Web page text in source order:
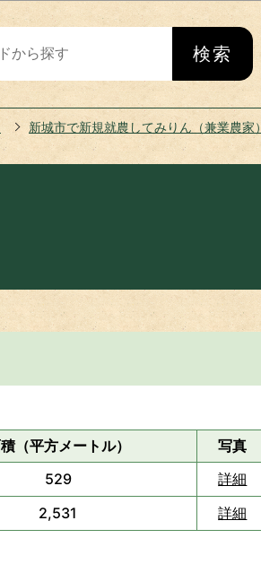
の本文へ移動
新城市で新規就農してみりん（兼業農家）
（平方メートル）
写真
529
詳細
2,531 詳細